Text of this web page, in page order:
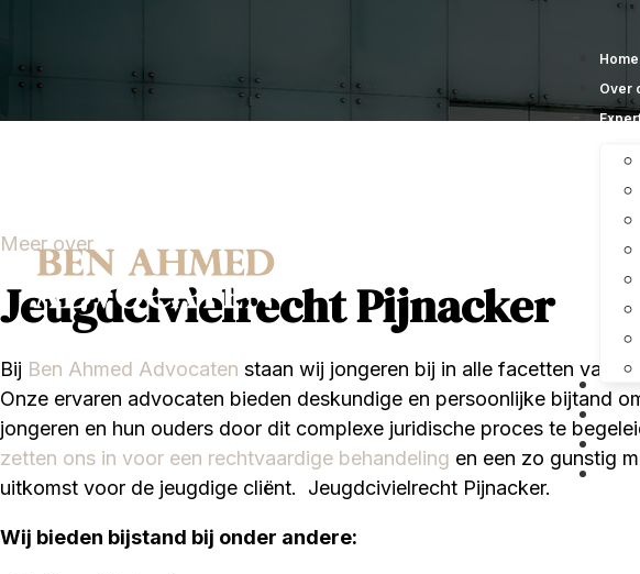
Home
Over
Meer over
Jeugdcivielrecht Pijnacker
Bij Ben Ahmed Advocaten staan wij jongeren bij in alle facetten van
Onze ervaren advocaten bieden deskundige en persoonlijke bijtand
jongeren en hun ouders door dit complexe juridische proces te
zetten ons in voor een rechtvaardige behandeling en een zo gunstig
uitkomst voor de jeugdige cliënt. Jeugdcivielrecht Pijnacker.
Wij bieden bijstand bij onder andere: